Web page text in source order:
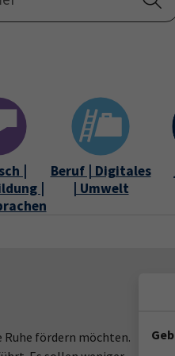
|
|
Beruf | Digitales
| Umwelt
Ruhe fördern möchten.